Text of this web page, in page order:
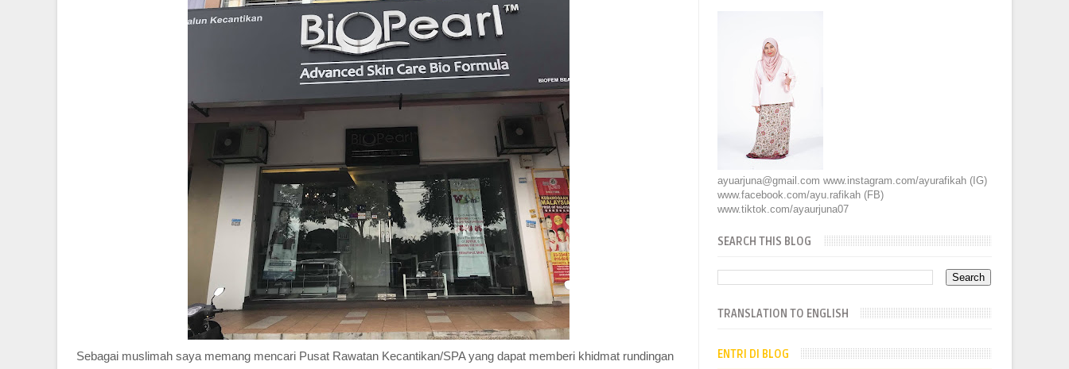
Sebagai muslimah saya memang mencari Pusat Rawatan Kecantikan/SPA yang dapat memberi khidmat rundingan
ayuarjuna@gmail.com www.instagram.com/ayurafikah (IG)
www.facebook.com/ayu.rafikah (FB)
www.tiktok.com/ayaurjuna07
SEARCH THIS BLOG
TRANSLATION TO ENGLISH
ENTRI DI BLOG